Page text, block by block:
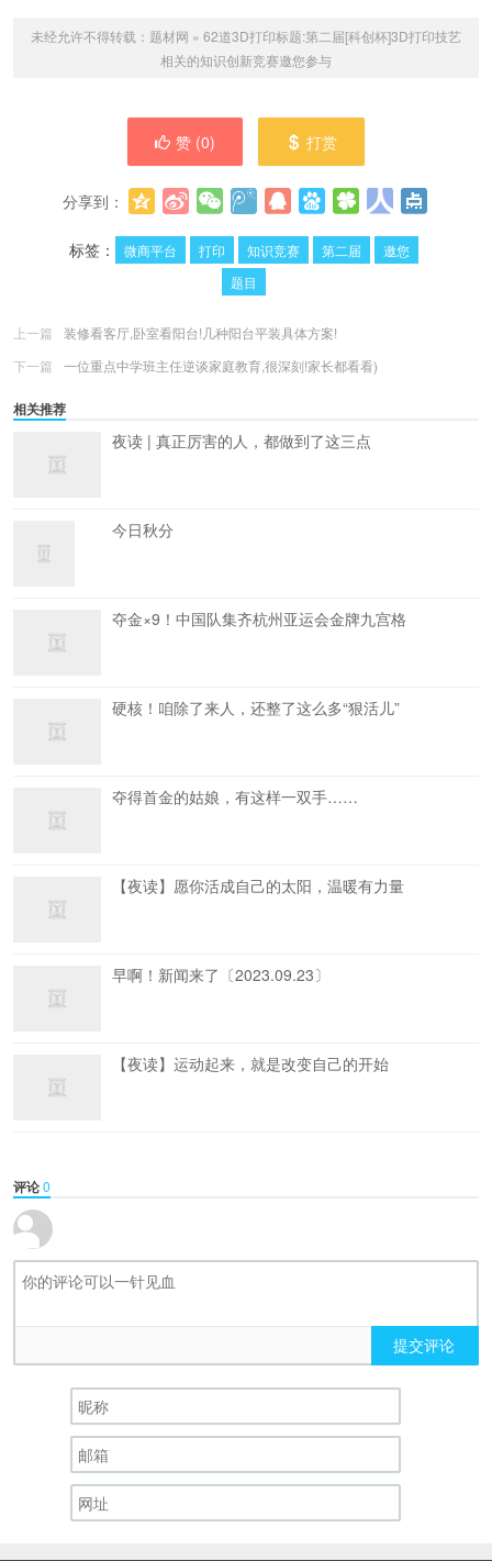
未经允许不得转载： 题材网 » 62道3D打印标题:第二届[科创杯]3D打印技艺
相关的知识创新竞赛邀您参与
赞 (0) 打赏
分享到：
标签：
微商平台 打印 知识竞赛 第二届
邀您
题目
上一篇
装修看客厅,卧室看阳台!几种阳台平装具体方案!
下一篇
一位重点中学班主任逆谈家庭教育,很深刻!家长都看看)
相关推荐
夜读 | 真正厉害的人，都做到了这三点
今日秋分
夺金×9！中国队集齐杭州亚运会金牌九宫格
硬核！咱除了来人，还整了这么多“狠活儿”
夺得首金的姑娘，有这样一双手……
【夜读】愿你活成自己的太阳，温暖有力量
早啊！新闻来了〔2023.09.23〕
【夜读】运动起来，就是改变自己的开始
评论0
提交评论